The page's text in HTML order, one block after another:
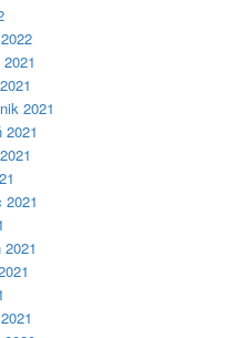
2021
2021
2021